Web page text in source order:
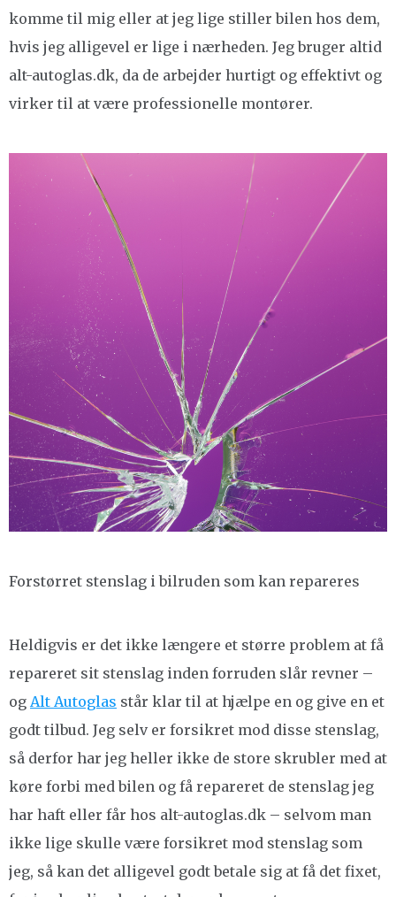
komme til mig eller at jeg lige stiller bilen hos dem,
hvis jeg alligevel er lige i nærheden. Jeg bruger altid
alt-autoglas.dk, da de arbejder hurtigt og effektivt og
virker til at være professionelle montører.
Forstørret stenslag i bilruden som kan repareres
Heldigvis er det ikke længere et større problem at få
repareret sit stenslag inden forruden slår revner –
og Alt Autoglas står klar til at hjælpe en og give en et
godt tilbud. Jeg selv er forsikret mod disse stenslag,
så derfor har jeg heller ikke de store skrubler med at
køre forbi med bilen og få repareret de stenslag jeg
har haft eller får hos alt-autoglas.dk – selvom man
ikke lige skulle være forsikret mod stenslag som
jeg, så kan det alligevel godt betale sig at få det fixet,